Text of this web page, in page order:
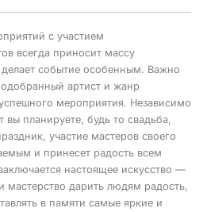
с участием
всегда приносит массу
событие особенным. Важно
артист и жанр
мероприятия. Независимо
вы планируете, будь то свадьба,
участие мастеров своего
и принесет радость всем
настоящее искусство —
мастерство дарить людям радость,
в памяти самые яркие и